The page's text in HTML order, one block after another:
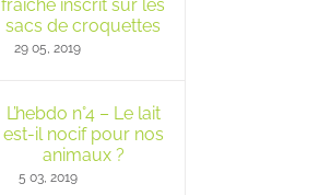
fraîche inscrit sur les
sacs de croquettes
29 05, 2019
L’hebdo n°4 – Le lait
est-il nocif pour nos
animaux ?
5 03, 2019